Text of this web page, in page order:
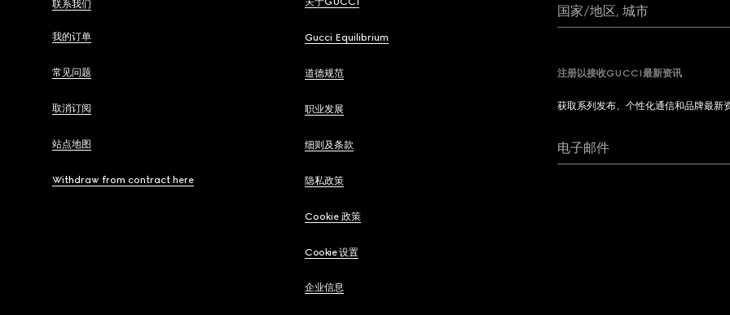
联系我们
我的订单
常见问题
取消订阅
站点地图
Withdraw from contract here
Gucci Equilibrium
道德规范
职业发展
细则及条款
隐私政策
Cookie 政策
Cookie 设置
企业信息
国家/地区, 城市
注册以接收GUCCI最新资讯
获取系列发布、个性化通信和品牌最新
电子邮件